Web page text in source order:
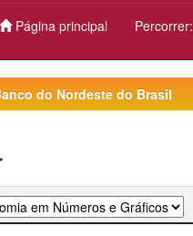
Página principal Percorrer:
do Nordeste do Brasil